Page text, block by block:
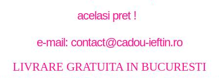
acelasi pret !
e-mail: contact@cadou-ieftin.ro
LIVRARE GRATUITA IN BUCURESTI